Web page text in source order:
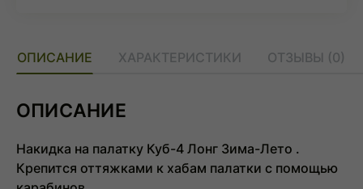
ОПИСАНИЕ ХАРАКТЕРИСТИКИ ОТЗЫВЫ (0)
ОПИСАНИЕ
Накидка на палатку Куб-4 Лонг Зима-Лето .
Крепится оттяжками к хабам палатки с помощью